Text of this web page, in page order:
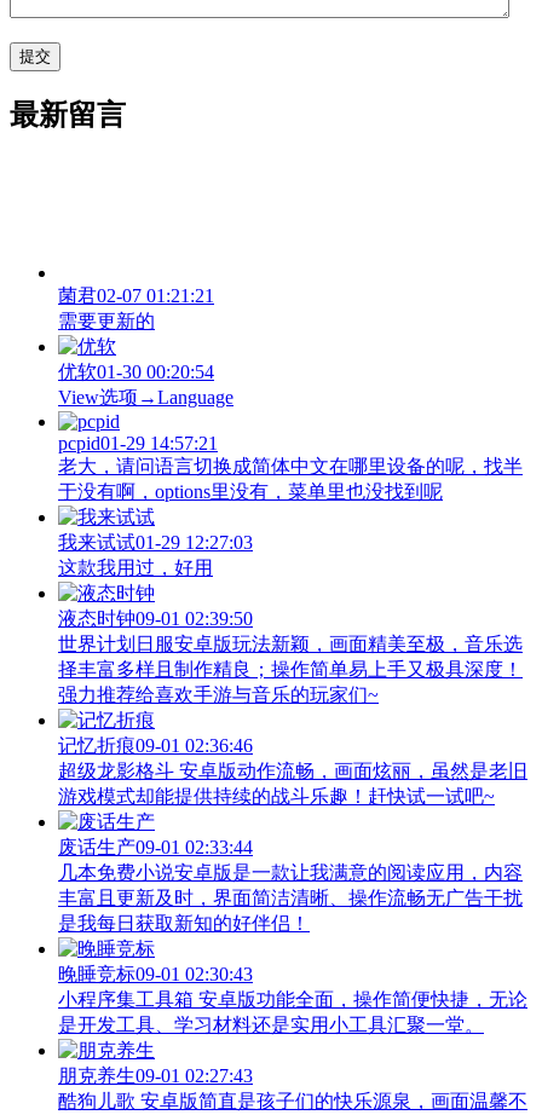
最新留言
菌君02-07 01:21:21
需要更新的
优软01-30 00:20:54
View‌选项→Language
pcpid01-29 14:57:21
老大，请问语言切换成简体中文在哪里设备的呢，找半
于没有啊，options里没有，菜单里也没找到呢
我来试试01-29 12:27:03
这款我用过，好用
液态时钟09-01 02:39:50
世界计划日服安卓版玩法新颖，画面精美至极，音乐选
择丰富多样且制作精良；操作简单易上手又极具深度！
强力推荐给喜欢手游与音乐的玩家们~
记忆折痕09-01 02:36:46
超级龙影格斗 安卓版动作流畅，画面炫丽，虽然是老旧
游戏模式却能提供持续的战斗乐趣！赶快试一试吧~
废话生产09-01 02:33:44
几本免费小说安卓版是一款让我满意的阅读应用，内容
丰富且更新及时，界面简洁清晰、操作流畅无广告干扰
是我每日获取新知的好伴侣！
晚睡竞标09-01 02:30:43
小程序集工具箱 安卓版功能全面，操作简便快捷，无论
是开发工具、学习材料还是实用小工具汇聚一堂。
朋克养生09-01 02:27:43
酷狗儿歌 安卓版简直是孩子们的快乐源泉，画面温馨不